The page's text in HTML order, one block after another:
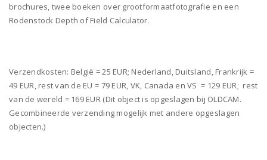
brochures, twee boeken over grootformaatfotografie en een
Rodenstock Depth of Field Calculator.
Verzendkosten: België = 25 EUR; Nederland, Duitsland, Frankrijk =
49 EUR, rest van de EU = 79 EUR, VK, Canada en VS = 129 EUR; rest
van de wereld = 169 EUR (Dit object is opgeslagen bij OLDCAM.
Gecombineerde verzending mogelijk met andere opgeslagen
objecten.)